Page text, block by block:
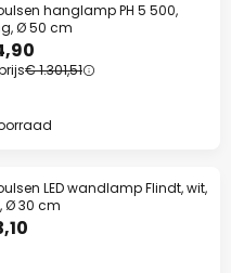
hanglamp PH 5 500,
Ø 50 cm
€ 1.301,51
LED wandlamp Flindt, wit,
Ø 30 cm